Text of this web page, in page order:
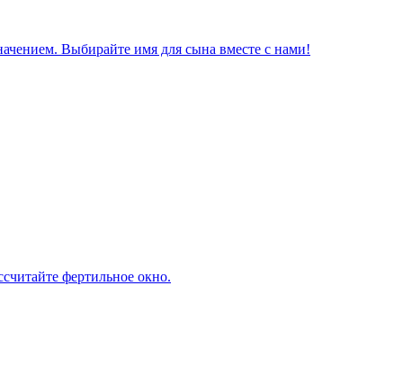
Выбирайте имя для сына вместе с нами!
фертильное окно.